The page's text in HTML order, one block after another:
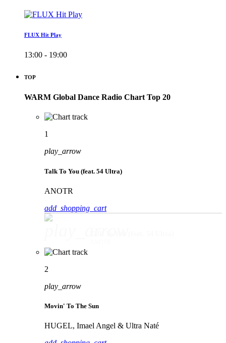
FLUX Hit Play
13:00 - 19:00
TOP
WARM Global Dance Radio Chart Top 20
1
play_arrow
Talk To You (feat. 54 Ultra)
ANOTR
add_shopping_cart
2
play_arrow
Movin' To The Sun
HUGEL, Imael Angel & Ultra Naté